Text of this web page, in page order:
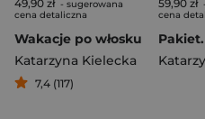
49,90 zł - sugerowana
cena detaliczna
Wakacje po włosku
Katarzyna Kielecka
7,4 (117)
59,90 zł
cena